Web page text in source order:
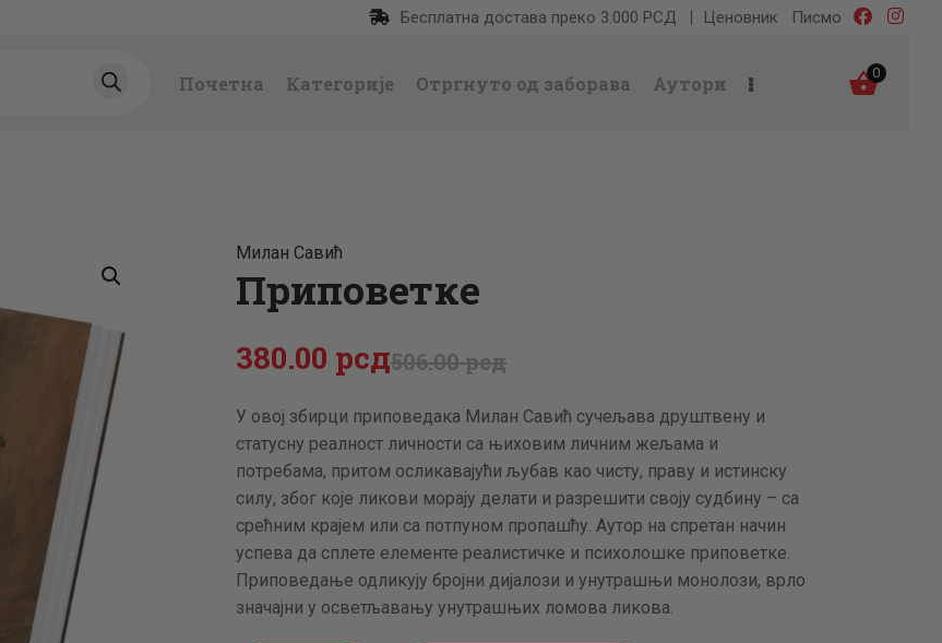
Бесплатна достава преко 3.000 РСД Ценовник Писмо
Почетна Категорије Отргнуто од заборава Аутори 0
КАТЕГОРИЈЕ
НОВЕ КЊИГЕ
ОТРГНУТО ОД
ЗАБОРАВА
АУТОРИ
АКТУЕЛНОСТИ
ЦЕНОВНИК
Милан Савић
Приповетке
506.00рсд
380.00 рсд
У овој збирци приповедака Милан Савић сучељава друштвену и
статусну реалност личности са њиховим личним жељама и
потребама, притом осликавајући љубав као чисту, праву и истинску
силу, због које ликови морају делати и разрешити своју судбину – са
срећним крајем или са потпуном пропашћу. Аутор на спретан начин
успева да сплете елементе реалистичке и психолошке приповетке.
Приповедање одликују бројни дијалози и унутрашњи монолози, врло
значајни у осветљавању унутрашњих ломова ликова.